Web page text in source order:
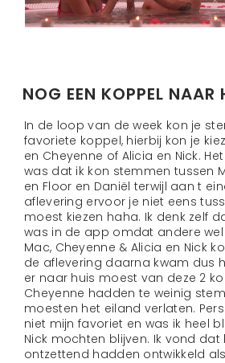
NOG EEN KOPPEL NAAR
In de loop van de week kon je
favoriete koppel, hierbij kon je
en Cheyenne of Alicia en Nick.
was dat ik kon stemmen tussen
en Floor en Daniël terwijl aan t
aflevering ervoor je niet eens
moest kiezen haha. Ik denk zelf
was in de app omdat andere
Mac, Cheyenne & Alicia en Nick
de aflevering daarna kwam dus
er naar huis moest van deze 2
Cheyenne hadden te weinig
moesten het eiland verlaten.
niet mijn favoriet en was ik heel
Nick mochten blijven. Ik vond dat
ontzettend hadden ontwikkeld